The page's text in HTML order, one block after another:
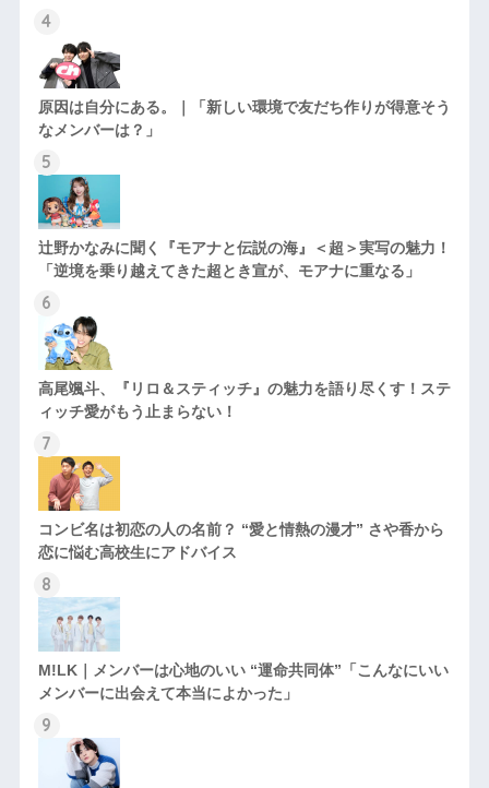
原因は自分にある。｜「新しい環境で友だち作りが得意そう
なメンバーは？」
辻野かなみに聞く『モアナと伝説の海』＜超＞実写の魅力！
「逆境を乗り越えてきた超とき宣が、モアナに重なる」
高尾颯斗、『リロ＆スティッチ』の魅力を語り尽くす！ステ
ィッチ愛がもう止まらない！
コンビ名は初恋の人の名前？ “愛と情熱の漫才” さや香から
恋に悩む高校生にアドバイス
M!LK｜メンバーは心地のいい “運命共同体”「こんなにいい
メンバーに出会えて本当によかった」